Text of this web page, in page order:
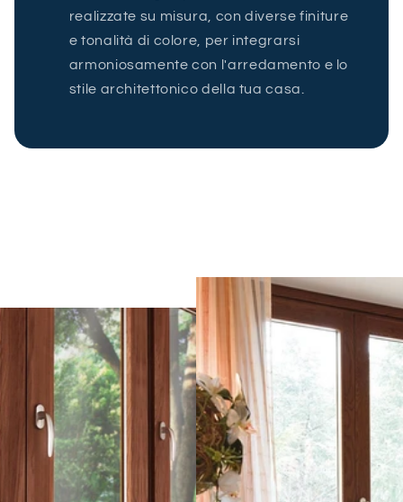
realizzate su misura, con diverse finiture
e tonalità di colore, per integrarsi
armoniosamente con l'arredamento e lo
stile architettonico della tua casa.